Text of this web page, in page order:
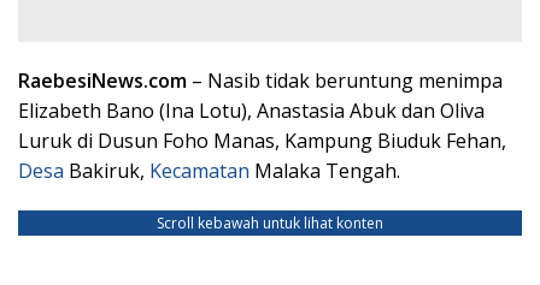
RaebesiNews.com – Nasib tidak beruntung menimpa
Elizabeth Bano (Ina Lotu), Anastasia Abuk dan Oliva
Luruk di Dusun Foho Manas, Kampung Biuduk Fehan,
Desa Bakiruk, Kecamatan Malaka Tengah.
Scroll kebawah untuk lihat konten